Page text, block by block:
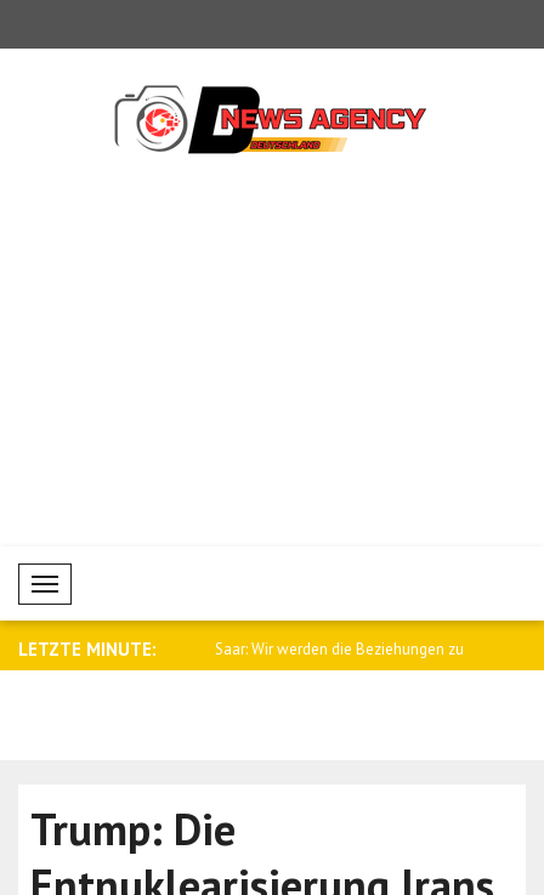
Mobil Menü
LETZTE MINUTE:
Baqaei an Saar: Wir werden die Beziehungen zu
Trump: Die